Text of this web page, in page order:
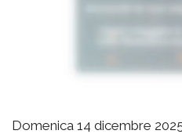
Domenica 14 dicembre